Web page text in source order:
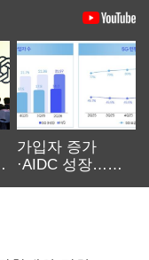
가입자 증가
·AIDC 성장…